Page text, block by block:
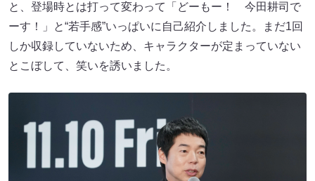
と、登場時とは打って変わって「どーもー！ 今田耕司で
ーす！」と“若手感”いっぱいに自己紹介しました。まだ1回
しか収録していないため、キャラクターが定まっていない
とこぼして、笑いを誘いました。